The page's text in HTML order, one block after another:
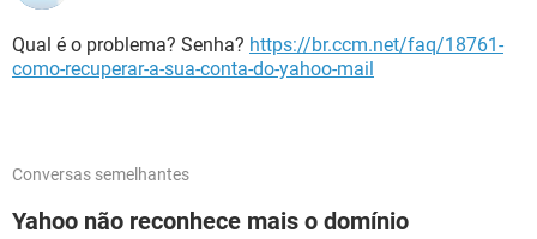
Qual é o problema? Senha? https://br.ccm.net/faq/18761-
como-recuperar-a-sua-conta-do-yahoo-mail
Conversas semelhantes
Yahoo não reconhece mais o domínio